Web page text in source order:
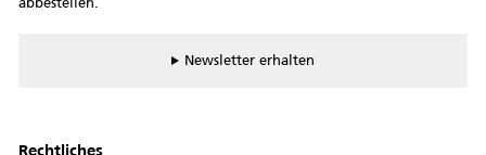
Newsletter erhalten
Rechtliches